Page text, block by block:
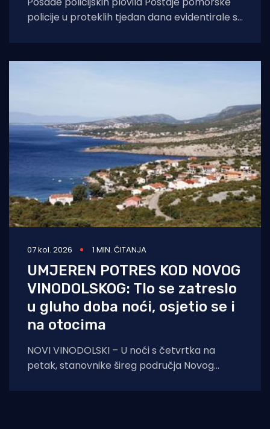
policije u proteklih tjedan dana evidentirale su
07 kol. 2026 1 MIN. ČITANJA
UMJEREN POTRES KOD NOVOG
VINODOLSKOG: Tlo se zatreslo
u gluho doba noći, osjetio se i
na otocima
NOVI VINODOLSKI – U noći s četvrtka na
petak, stanovnike šireg područja Novog